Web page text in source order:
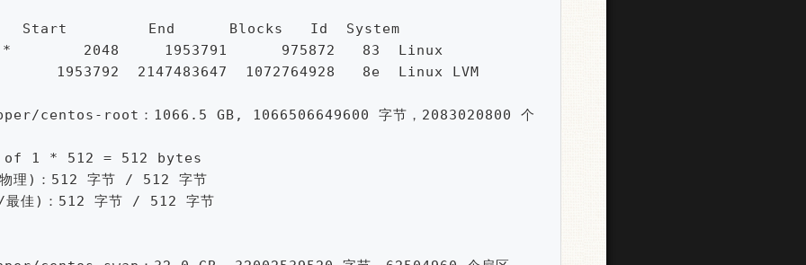
Start         End      Blocks   Id  System
*        2048     1953791      975872   83  Linux
1953792  2147483647  1072764928   8e  Linux LVM
centos-root：1066.5 GB, 1066506649600 字节，2083020800 个
of 1 * 512 = 512 bytes
物理)：512 字节 / 512 字节
佳)：512 字节 / 512 字节